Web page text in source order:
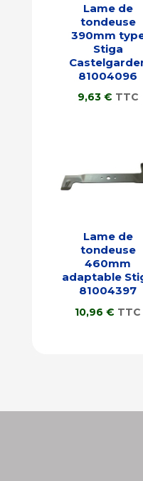
Lame de
tondeuse
390mm
Stiga
81004096
9,63 € TTC
Lame de
tondeuse
460mm
adaptable
81004397
10,96€ TTC